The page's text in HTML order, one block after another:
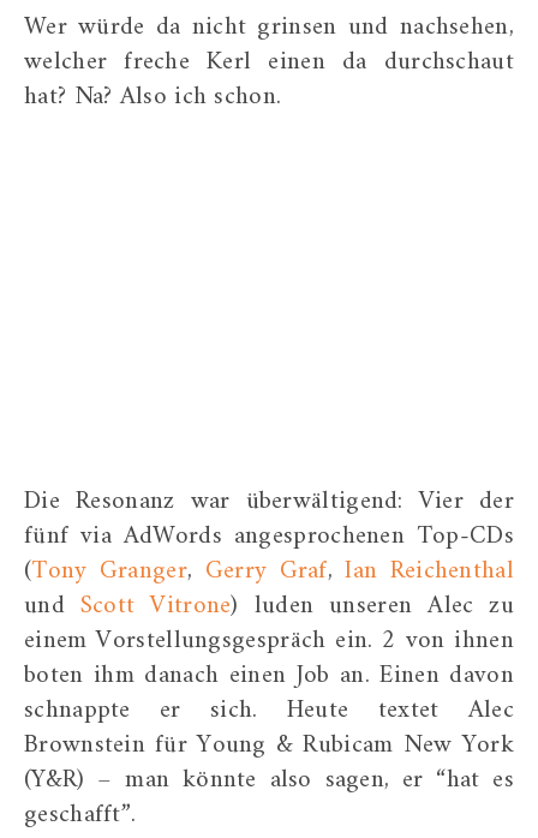
Wer würde da nicht grinsen und nachsehen,
welcher freche Kerl einen da durchschaut
hat? Na? Also ich schon.
Die Resonanz war überwältigend: Vier der
fünf via AdWords angesprochenen Top-CDs
(Tony Granger, Gerry Graf,Ian Reichenthal
und Scott Vitrone) luden unseren Alec zu
einem Vorstellungsgespräch ein. 2 von ihnen
boten ihm danach einen Job an. Einen davon
schnappte er sich. Heute textet Alec
Brownstein für Young & Rubicam New York
(Y&R) – man könnte also sagen, er “hat es
geschafft”.